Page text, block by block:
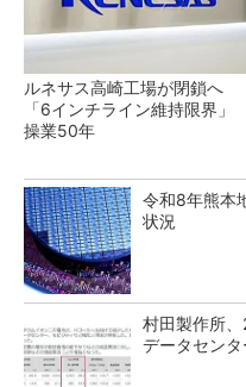
ルネサス高崎工場が閉鎖へ
「6インチライン維持限界」
操業50年
令和8年熊本
状況
村田製作所
データセン